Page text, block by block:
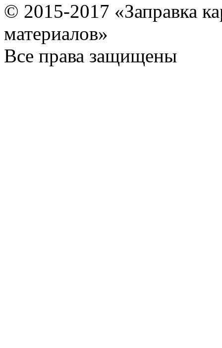
© 2015-2017 «Заправка
материалов»
Все права защищены